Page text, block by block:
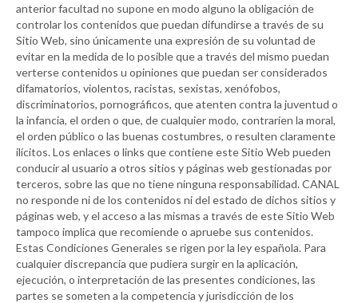
anterior facultad no supone en modo alguno la obligación de
controlar los contenidos que puedan difundirse a través de su
Sitio Web, sino únicamente una expresión de su voluntad de
evitar en la medida de lo posible que a través del mismo puedan
verterse contenidos u opiniones que puedan ser considerados
difamatorios, violentos, racistas, sexistas, xenófobos,
discriminatorios, pornográficos, que atenten contra la juventud o
la infancia, el orden o que, de cualquier modo, contraríen la moral,
el orden público o las buenas costumbres, o resulten claramente
ilícitos. Los enlaces o links que contiene este Sitio Web pueden
conducir al usuario a otros sitios y páginas web gestionadas por
terceros, sobre las que no tiene ninguna responsabilidad.CANAL
no responde ni de los contenidos ni del estado de dichos sitios y
páginas web, y el acceso a las mismas a través de este Sitio Web
tampoco implica que recomiende o apruebe sus contenidos.
Estas Condiciones Generales se rigen por la ley española. Para
cualquier discrepancia que pudiera surgir en la aplicación,
ejecución, o interpretación de las presentes condiciones, las
partes se someten a la competencia y jurisdicción de los